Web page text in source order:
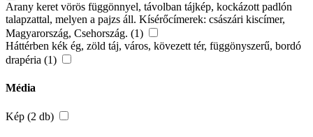
Arany keret vörös függönnyel, távolban tájkép, kockázott padlón
talapzattal, melyen a pajzs áll. Kísérőcímerek: császári kiscímer,
Magyarország, Csehország. (1)
Háttérben kék ég, zöld táj, város, kövezett tér, függönyszerű, bordó
drapéria (1)
Média
Kép (2 db)